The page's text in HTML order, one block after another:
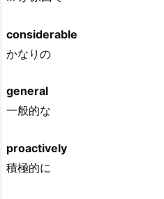
considerable
かなりの
general
一般的な
proactively
積極的に